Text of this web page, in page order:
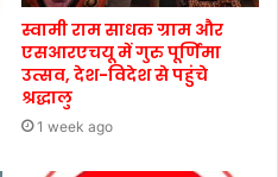
स्वामी राम साधक ग्राम और
एसआरएचयू में गुरु पूर्णिमा
उत्सव, देश-विदेश से पहुंचे
श्रद्धालु
1 week ago